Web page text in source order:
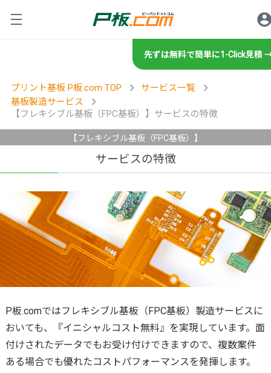
プリント基板の製造・設計・
実装ならP板.com
サービス紹介
設計サービスの流れ
技術相談・事前データ確認
設計見積代行サービス
基板製造
製造サービスの特徴
製造サービスの流れ
製造工場案内
量産コース
基板実装
実装サービスの特徴
実装サービスの流れ
実装工場案内
無償提供部品一覧
BGA・CSPリワーキングサービス
部品調達
GUGEN Hub（オンライン調達）
回路設計
開発・量産支援
割引
初めてのお客様
初めてのお客様へ
お客様の声
商社・商社経由のお客様
商社のお客様へ
商社経由でのご注文について
操作方法・FAQ
ご注文の流れ
操作ガイド
ご注文時に必要なデータ一覧
お支払い
出荷・納期
規格／仕様一覧
標準規格／仕様一覧
レポート
環境化学物質情報
発行書類・レポートなど
技術情報・セミナー
技術情報
プリント基板とは
テクニカルガイド
エレクトロニクスの確かな情報便
セミナースケジュール
P板.com活用セミナー
ツール
ツール
部品リスト変換・管理
【AI】部品データシートDL
ロ
イ
ン
先ずは無料で簡単に1-Click見積
プリント基板 P板.com TOP
サービス一覧
基板製造サービス
【フレキシブル基板（FPC基板）】サービスの特徴
【フレキシブル基板（FPC基板）】
サービスの特徴
P板.comではフレキシブル基板（FPC基板）製造サービスに
おいても、『イニシャルコスト無料』を実現しています。面
付けされたデータでもお受け付けできますので、複数案件
ある場合でも優れたコストパフォーマンスを発揮します。